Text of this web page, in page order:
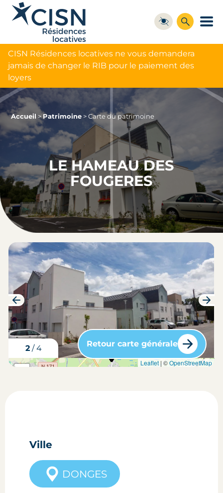
CISN Résidences locatives ne vous demandera
jamais de changer le RIB pour le paiement des
loyers
Accueil > Patrimoine >Carte du patrimoine
LE HAMEAU DES
FOUGERES
3/4
carte situation du bien Leaflet| ©OpenStreetMap
Retour carte générale
Ville
DONGES